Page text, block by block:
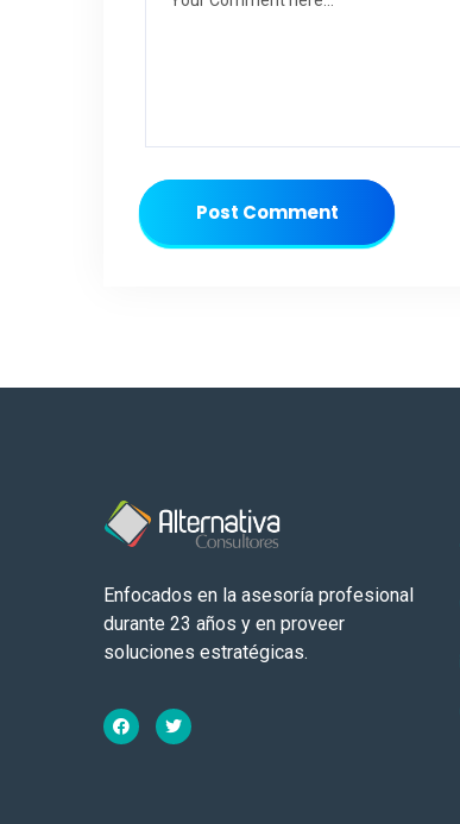
Post Comment
Enfocados en la asesoría profesional
durante 23 años y en proveer
soluciones estratégicas.